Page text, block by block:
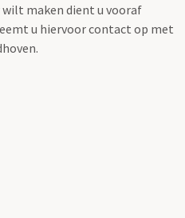
maken dient u vooraf
u hiervoor contact op met